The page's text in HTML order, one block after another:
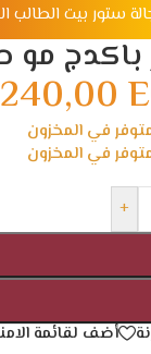
ستور بيت الطالب
مو
240,00
+
أضف لقائمة